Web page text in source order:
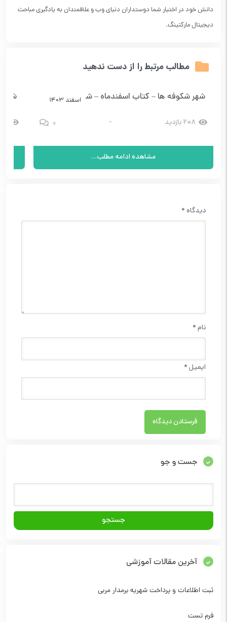
دانش خود در اختیار شما دوستداران دنیای وب و علاقمندان به یادگیری مباحث
دیجیتال مارکتینگ.
مطالب مرتبط را از دست ندهید
اسفند 1403
شهر شکوفه ها – کتاب اسفندماه – شماره 1
208 بازدید -
0
مشاهده ادامه مطلب...
دیدگاه*
نام*
ایمیل*
جست و جو
آخرین مقالات آموزشی
ثبت اطلاعات و پرداخت شهریه برمدار مربی
فرم تست